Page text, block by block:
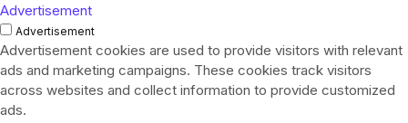
Advertisement
Advertisement
Advertisement cookies are used to provide visitors with relevant
ads and marketing campaigns. These cookies track visitors
across websites and collect information to provide customized
ads.